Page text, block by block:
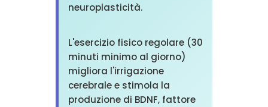
neuroplasticità.
L'esercizio fisico regolare (30
minuti minimo al giorno)
migliora l'irrigazione
cerebrale e stimola la
produzione di BDNF, fattore